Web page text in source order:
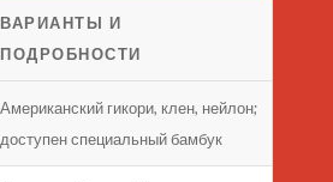
ВАРИАНТЫ И
ПОДРОБНОСТИ
Американский гикори, клен, нейлон;
доступен специальный бамбук